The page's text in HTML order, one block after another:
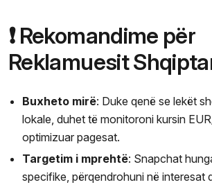
❗ Rekomandime për
Reklamuesit
Buxheto mirë: Duke qenë se lekët
lokale, duhet të monitoroni kursin
optimizuar pagesat.
Targetim i mprehtë: Snapchat
specifike, përqendrohuni në interesat